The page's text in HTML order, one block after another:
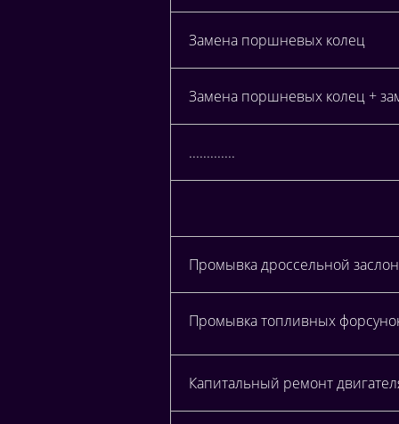
Замена поршневых колец
Замена поршневых колец +
.............
Промывка дроссельной
Промывка топливных
Капитальный ремонт